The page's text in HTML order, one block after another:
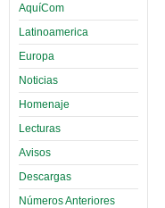
AquíCom
Latinoamerica
Europa
Noticias
Homenaje
Lecturas
Avisos
Descargas
Números Anteriores